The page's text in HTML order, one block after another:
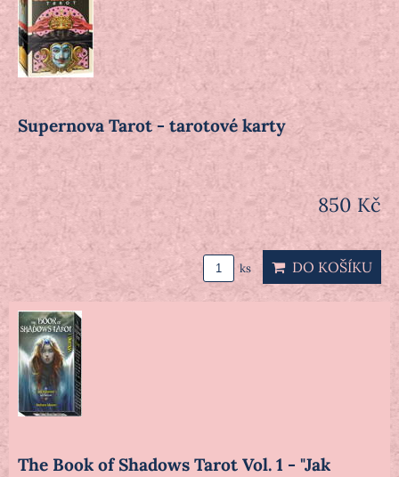
Supernova Tarot - tarotové karty
850 Kč
ks DO KOŠÍKU
The Book of Shadows Tarot Vol. 1 - "Jak